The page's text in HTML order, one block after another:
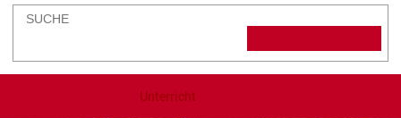
Unterricht